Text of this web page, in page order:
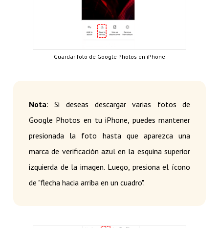
Guardar foto de Google Photos en iPhone
Nota: Si deseas descargar varias fotos de
Google Photos en tu iPhone, puedes mantener
presionada la foto hasta que aparezca una
marca de verificación azul en la esquina superior
izquierda de la imagen. Luego, presiona el ícono
de "flecha hacia arriba en un cuadro".